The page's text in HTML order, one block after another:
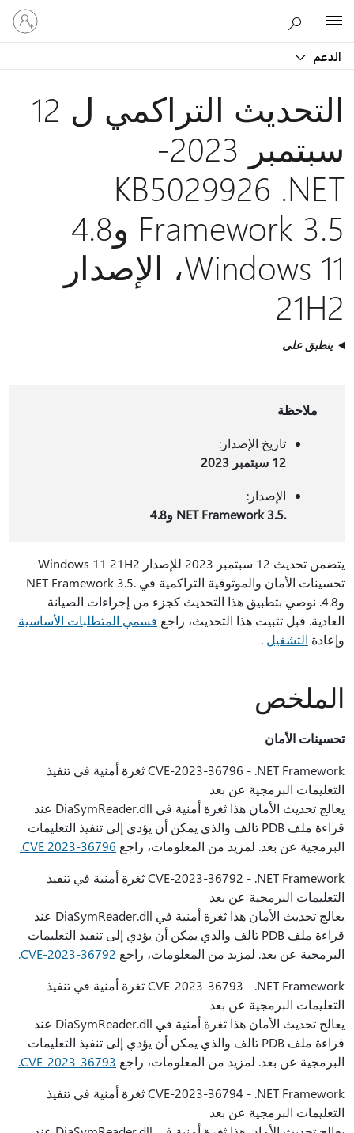
الدعم
تسجيل
الدخول
إلى
التحديث التراكمي ل 12
سبتمبر 2023-
KB5029926 .NET
Framework 3.5 و4.8
Windows 11، الإصدار
21H2
ينطبق على
ملاحظة
تاريخ الإصدار:
12 سبتمبر 2023
الإصدار:
.NET Framework 3.5 و4.8
يتضمن تحديث 12 سبتمبر 2023 للإصدار Windows 11 21H2
تحسينات الأمان والموثوقية التراكمية في .NET Framework 3.5
و4.8. نوصي بتطبيق هذا التحديث كجزء من إجراءات الصيانة
العادية. قبل تثبيت هذا التحديث، راجع قسمي المتطلبات الأساسية
وإعادة التشغيل .
الملخص
تحسينات الأمان
CVE-2023-36796 - .NET Framework ثغرة أمنية في تنفيذ
التعليمات البرمجية عن بعد
يعالج تحديث الأمان هذا ثغرة أمنية في DiaSymReader.dll عند
قراءة ملف PDB تالف والذي يمكن أن يؤدي إلى تنفيذ التعليمات
البرمجية عن بعد. لمزيد من المعلومات، راجع CVE 2023-36796.
CVE-2023-36792 - .NET Framework ثغرة أمنية في تنفيذ
التعليمات البرمجية عن بعد
يعالج تحديث الأمان هذا ثغرة أمنية في DiaSymReader.dll عند
قراءة ملف PDB تالف والذي يمكن أن يؤدي إلى تنفيذ التعليمات
البرمجية عن بعد. لمزيد من المعلومات، راجع CVE-2023-36792.
CVE-2023-36793 - .NET Framework ثغرة أمنية في تنفيذ
التعليمات البرمجية عن بعد
يعالج تحديث الأمان هذا ثغرة أمنية في DiaSymReader.dll عند
قراءة ملف PDB تالف والذي يمكن أن يؤدي إلى تنفيذ التعليمات
البرمجية عن بعد. لمزيد من المعلومات، راجع CVE-2023-36793.
CVE-2023-36794 - .NET Framework ثغرة أمنية في تنفيذ
التعليمات البرمجية عن بعد